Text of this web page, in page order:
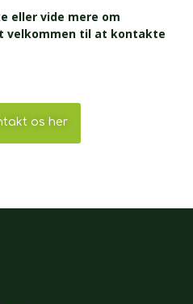
eller vide mere om
velkommen til at kontakte
os her